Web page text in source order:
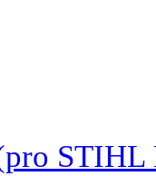
STIHL